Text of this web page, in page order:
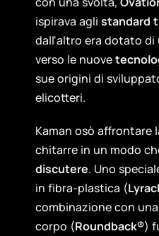
ispirava agli standard
dall'altro era dotato di
verso le nuove
sue origini di
elicotteri.
Kaman osò affrontare
chitarre in un modo
discutere. Uno
in fibra-plastica (
combinazione con
corpo (Roundback®)